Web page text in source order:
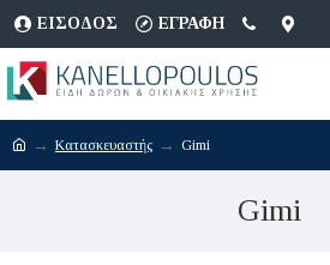
ΕΊΣΟΔΟΣ ΕΓΡΑΦΉ
Κατασκευαστής Gimi
Gimi